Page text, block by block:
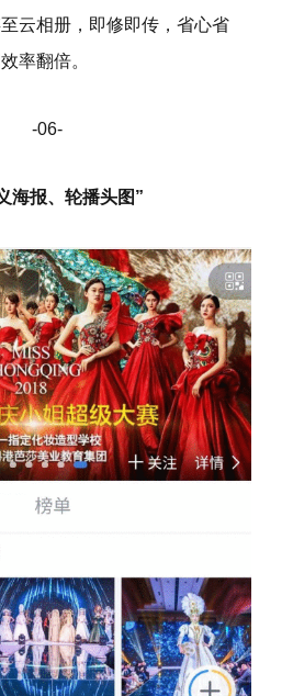
云相册，即修即传，省心省
率翻倍。
-06-
海报、轮播头图”